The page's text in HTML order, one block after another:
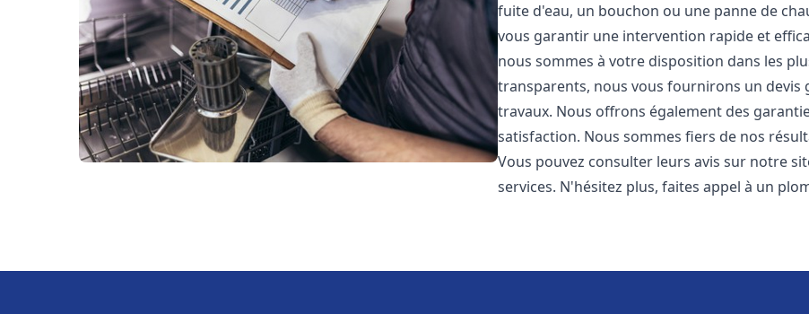
fuite d'eau, un bouchon ou une panne de
vous garantir une intervention rapide et
nous sommes à votre disposition dans les
transparents, nous vous fournirons un devis
travaux. Nous offrons également des
satisfaction. Nous sommes fiers de nos
Vous pouvez consulter leurs avis sur notre
services. N'hésitez plus, faites appel à un